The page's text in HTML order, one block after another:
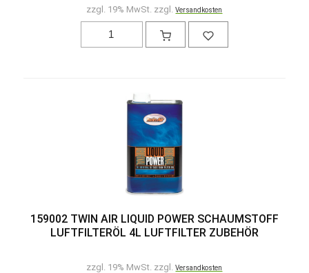
zzgl. 19% MwSt. zzgl.Versandkosten
159002 TWIN AIR LIQUID POWER SCHAUMSTOFF
LUFTFILTERÖL 4L LUFTFILTER ZUBEHÖR
zzgl. 19% MwSt. zzgl.Versandkosten